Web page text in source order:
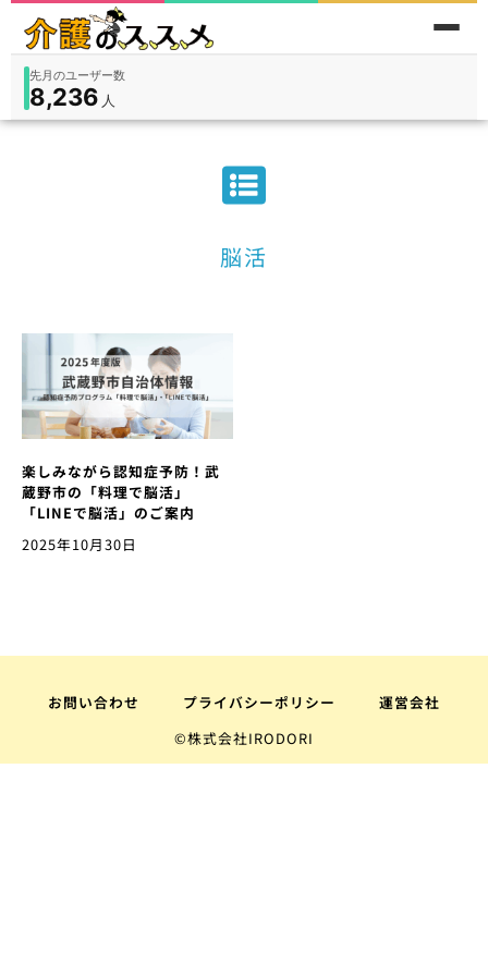
在宅9,360入所3,194
先月のユーザー数
8,236 人
件
脳活
楽しみながら認知症予防！武
蔵野市の「料理で脳活」
「LINEで脳活」のご案内
2025年10月30日
お問い合わせ プライバシーポリシー
運営会社
©株式会社IRODORI